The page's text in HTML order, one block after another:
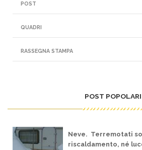
POST
QUADRI
RASSEGNA STAMPA
POST POPOLARI
Neve. Terremotati
riscaldamento, né